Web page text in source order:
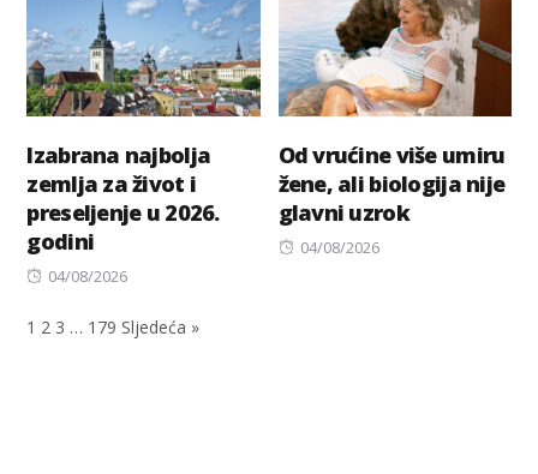
Izabrana najbolja
zemlja za život i
preseljenje u 2026.
godini
Posted
04/08/2026
Od vrućine više umiru
žene, ali biologija nije
glavni uzrok
Posted
04/08/2026
1 2 3 … 179 Sljedeća »